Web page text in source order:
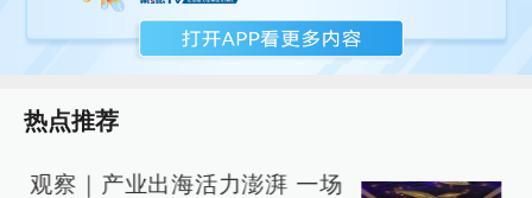
热点推荐
观察｜产业出海活力澎湃 一场